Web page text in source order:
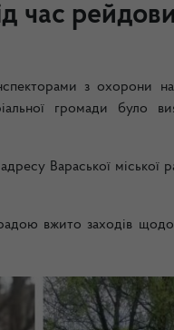
час
з охорони
громади було
Вараської міської
вжито заходів щодо